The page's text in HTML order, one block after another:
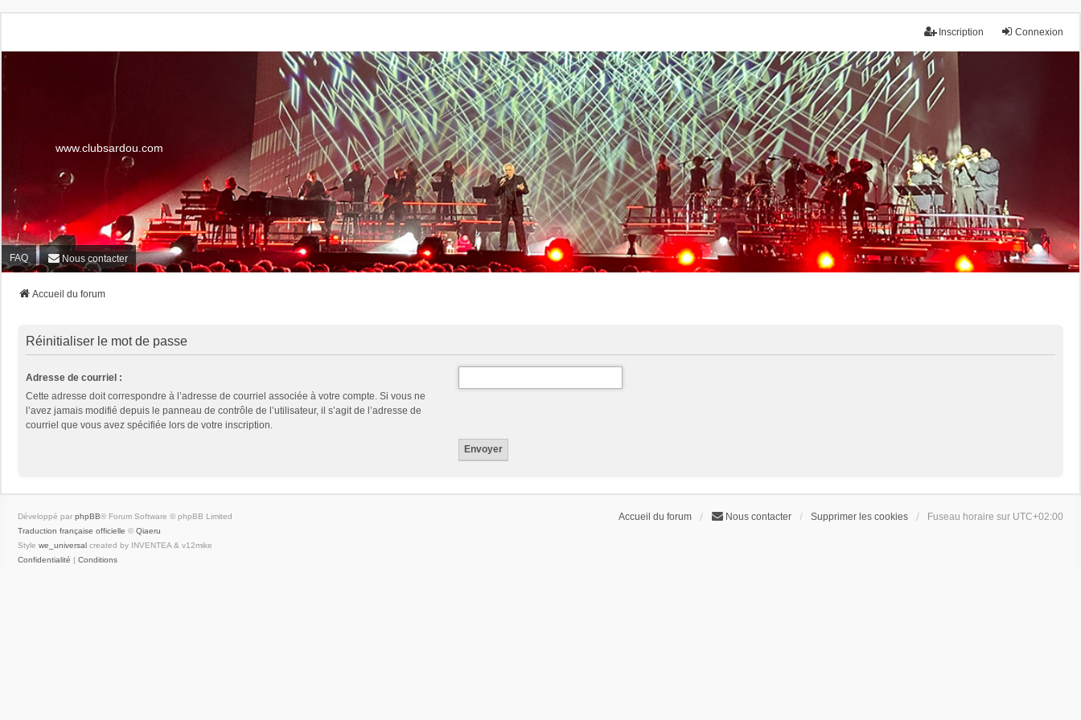
Connexion
Inscription
www.clubsardou.com
FAQ Nous contacter
Accueil du forum
Réinitialiser le mot de passe
Adresse de courriel :
Cette adresse doit correspondre à l’adresse de courriel associée à votre compte. Si vous ne
l’avez jamais modifié depuis le panneau de contrôle de l’utilisateur, il s’agit de l’adresse de
courriel que vous avez spécifiée lors de votre inscription.
Accueil du forum Nous contacter Supprimer les cookies Fuseau horaire sur UTC+02:00
Développé par phpBB® Forum Software © phpBB Limited
Traduction française officielle © Qiaeru
Style we_universal created by INVENTEA & v12mike
Confidentialité | Conditions